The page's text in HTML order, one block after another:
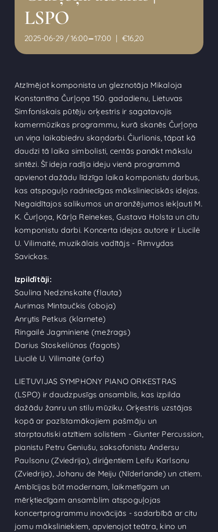
LSPO
2025-06-29 / 16:00-17:00 | €16,20
Atzīmējot komponista un gleznotāja Mikaloja
Konstantīna Čurļoņa 150. gadadienu, Lietuvas
Simfoniskais pūtēju orķestris ir sagatavojis
kamermūzikas programmu, kurā skanēs Čurļoņa
un viņa laikabiedru skaņdarbi. Čiurlionis, tāpat kā
daudzi tā laika simbolisti, centās panākt mākslu
sintēzi. Šī ideja radīja ideju vienā programmā
apvienot dažādu līdzīga laika komponistu darbus,
kas atspoguļo radniecīgas mākslinieciskās idejas.
Negaidītajos salikumos un aranžējumos iekļauti M.
K. Čurļoņa, Kārļa Reinekes, Gustava Holsta un citu
komponistu darbi. Koncerta idejas autore ir Liucilė
U. Vilimaitė, muzikālais vadītājs - Rimvydas
Savickas.
Izpildītāji:
Saulina Nedzinskaite (flauta)
Aurimas Mintaučkis (oboja)
Anrytis Petkus (klarnete)
Ringailė Jagminienė (mežrags)
Darius Stoskeliūnas (fagots)
Liucilė U. Vilimaitė (arfa)
LIETUVIJAS SYMPHONY PIANO ORKESTRAS
(LSPO) ir daudzpusīgs ansamblis, kas izpilda
dažādu žanru un stilu mūziku. Orķestris uzstājas
kopā ar pazīstamākajiem pašmāju un
starptautiski atzītiem solistiem - Giunter Percussion,
pianistu Petru Geniušu, saksofonistu Andersu
Paulsonu (Zviedrija), diriģentiem Leifu Karlsonu
(Zviedrija), Johanu de Meiju (Nīderlande) un citiem.
Ambīcijas būt modernam, laikmetīgam un
mērķtiecīgam ansamblim atspoguļojas
koncertprogrammu inovācijās - sadarbībā ar citu
jomu māksliniekiem, apvienojot teātra, kino un